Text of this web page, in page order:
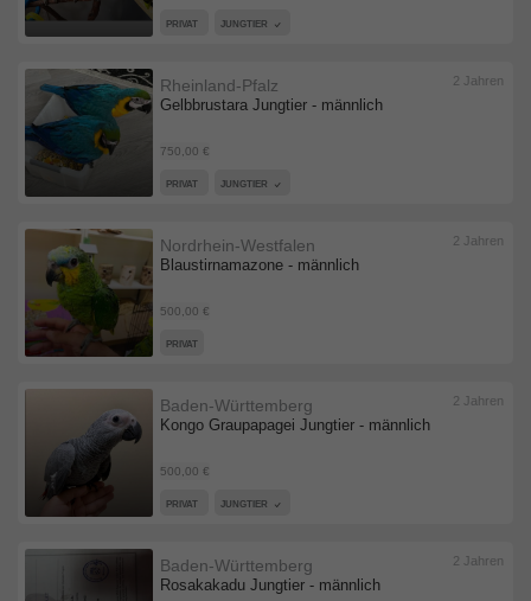
PRIVAT JUNGTIER
Gelbbrustara Jungtier - männlich
Rheinland-Pfalz
750,00 €
2 Jahren
PRIVAT JUNGTIER
Blaustirnamazone - männlich
Nordrhein-Westfalen
500,00 €
2 Jahren
PRIVAT
Kongo Graupapagei Jungtier - männlich
Baden-Württemberg
500,00 €
2 Jahren
PRIVAT JUNGTIER
Rosakakadu Jungtier - männlich
Baden-Württemberg 2 Jahren